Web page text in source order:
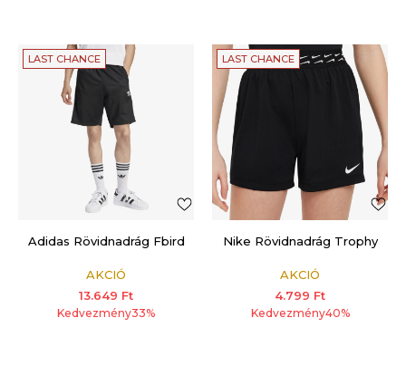
LAST CHANCE
Adidas Rövidnadrág Fbird
AKCIÓ
13.649 Ft
Kedvezmény33%
LAST CHANCE
Nike Rövidnadrág Trophy
AKCIÓ
4.799 Ft
Kedvezmény40%